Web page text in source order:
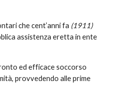
che cent’anni fa (1911)
assistenza eretta in ente
ed efficace soccorso
provvedendo alle prime